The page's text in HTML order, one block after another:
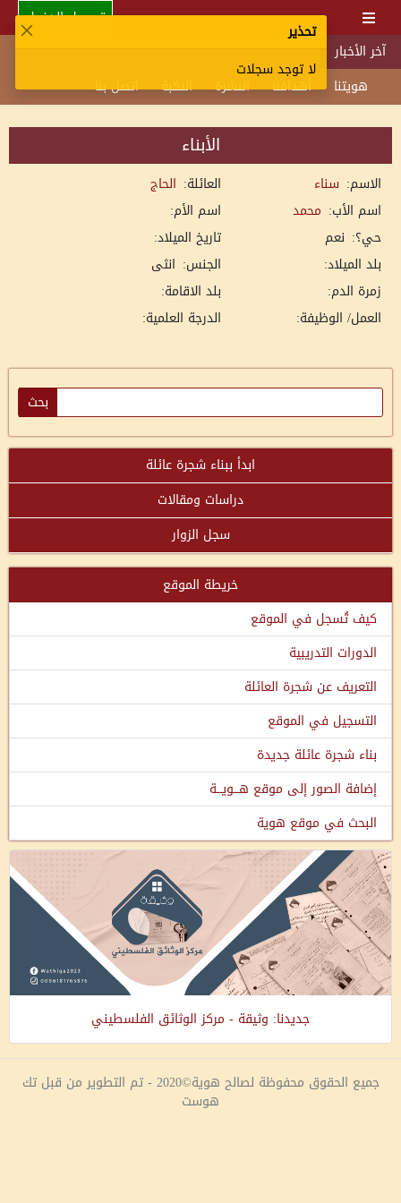
تسجيل الدخول
آخر الأخبار
هويتنا
أهدافنا النشرة النكبة اتصل بنا
الأبناء
الاسم: سناء العائلة: الحاج
اسم الأب: محمد
اسم الأم:
حي؟: نعم
تاريخ الميلاد:
بلد الميلاد:
الجنس: انثى
زمرة الدم:
بلد الاقامة:
العمل/ الوظيفة:
الدرجة العلمية:
ابدأ ببناء شجرة عائلة
دراسات ومقالات
سجل الزوار
خريطة الموقع
كيف تُسجل في الموقع
الدورات التدريبية
التعريف عن شجرة العائلة
التسجيل في الموقع
بناء شجرة عائلة جديدة
إضافة الصور إلى موقع هـــويـــة
البحث في موقع هوية
جديدنا: وثيقة - مركز الوثائق الفلسطيني
جميع الحقوق محفوظة لصالح هوية©2020 - تم التطوير من قبل تك
هوست
تحذير
لا توجد سجلات